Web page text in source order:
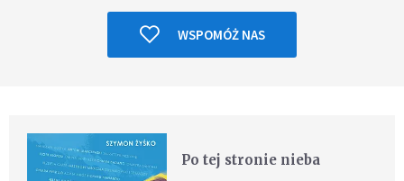
WSPOMÓŻ NAS
Po tej stronie nieba